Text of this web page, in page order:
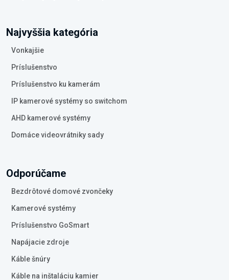
Najvyššia kategória
Vonkajšie
Príslušenstvo
Príslušenstvo ku kamerám
IP kamerové systémy so switchom
AHD kamerové systémy
Domáce videovrátniky sady
Odporúčame
Bezdrôtové domové zvončeky
Kamerové systémy
Príslušenstvo GoSmart
Napájacie zdroje
Káble šnúry
Káble na inštaláciu kamier